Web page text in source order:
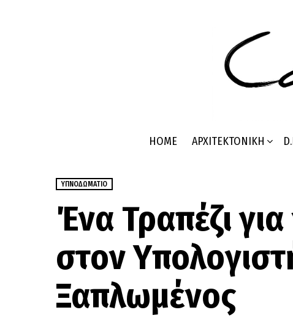
HOME ΑΡΧΙΤΕΚΤΟΝΙΚΉ
ΥΠΝΟΔΩΜΆΤΙΟ
Ένα Τραπέζι
στον
Ξαπλωμένος